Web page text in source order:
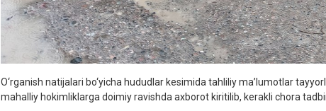
O‘rganish natijalari bo‘yicha hududlar kesimida tahliliy ma’lumotlar
mahalliy hokimliklarga doimiy ravishda axborot kiritilib, kerakli chora